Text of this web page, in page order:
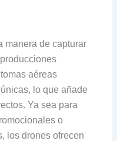
manera de capturar
aéreas
lo que añade
Ya sea para
o
los drones ofrecen